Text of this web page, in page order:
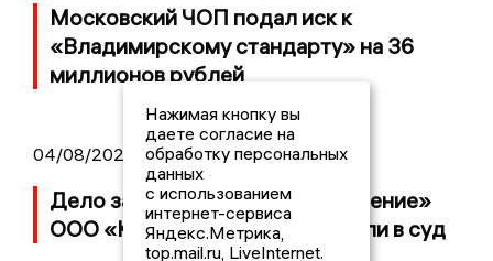
Московский ЧОП подал иск к
«Владимирскому стандарту» на 36
миллионов рублей
04/08/2026 15:40
Дело застройщика ЖК «Поколение»
ООО «Капитал Строй» передали в суд
Нажимая кнопку вы
даете согласие на
обработку персональных
данных
с использованием
интернет-сервиса
Яндекс.Метрика,
top.mail.ru, LiveInternet.